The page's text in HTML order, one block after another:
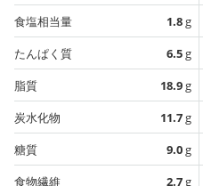
食塩相当量
1.8g
たんぱく質
6.5g
脂質
18.9g
炭水化物
11.7g
糖質
9.0g
食物繊維
2.7g